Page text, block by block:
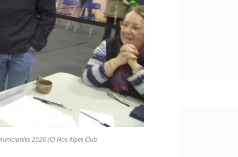
2026 (C) Nos Alpes Club